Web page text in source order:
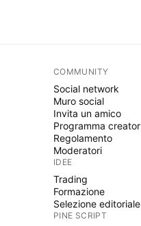
COMMUNITY
Social network
Muro social
Invita un amico
Programma creator
Regolamento
Moderatori
IDEE
Trading
Formazione
Selezione editoriale
PINE SCRIPT